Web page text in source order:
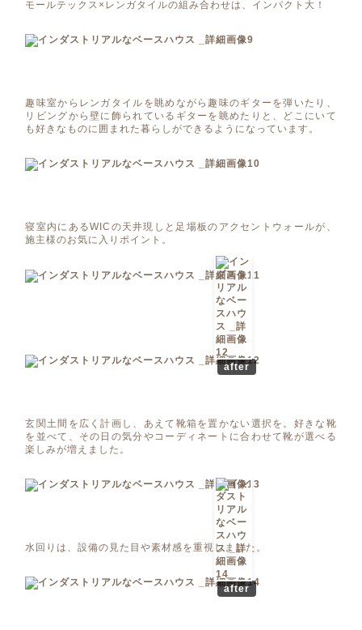
モールテックス×レンガタイルの組み合わせは、インパクト大！
趣味室からレンガタイルを眺めながら趣味のギターを弾いたり、
リビングから壁に飾られているギターを眺めたりと、どこにいて
も好きなものに囲まれた暮らしができるようになっています。
寝室内にあるWICの天井現しと足場板のアクセントウォールが、
施主様のお気に入りポイント。
after
玄関土間を広く計画し、あえて靴箱を置かない選択を。好きな靴
を並べて、その日の気分やコーディネートに合わせて靴が選べる
楽しみが増えました。
水回りは、設備の見た目や素材感を重視しました。
after